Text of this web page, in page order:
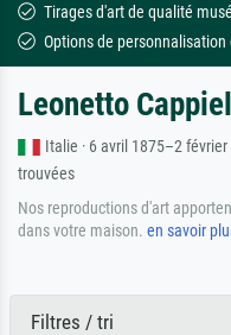
Tirages d'art de qualité
Options de
Leonetto
Italie · 6 avril 1875–2
trouvées
Nos reproductions d'art
dans votre maison. en savoir
Filtres / tri